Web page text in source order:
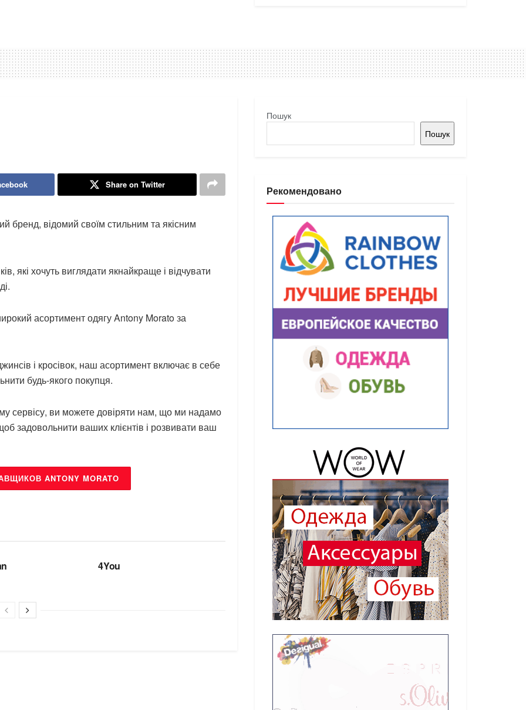
Share on Twitter
бренд, відомий своїм стильним та якісним
які хочуть виглядати якнайкраще і відчувати
асортимент одягу Antony Morato за
і кросівок, наш асортимент включає в себе
будь-якого покупця.
сервісу, ви можете довіряти нам, що ми надамо
задовольнити ваших клієнтів і розвивати ваш
ANTONY MORATO
4You
Пошук
Пошук
Рекомендовано